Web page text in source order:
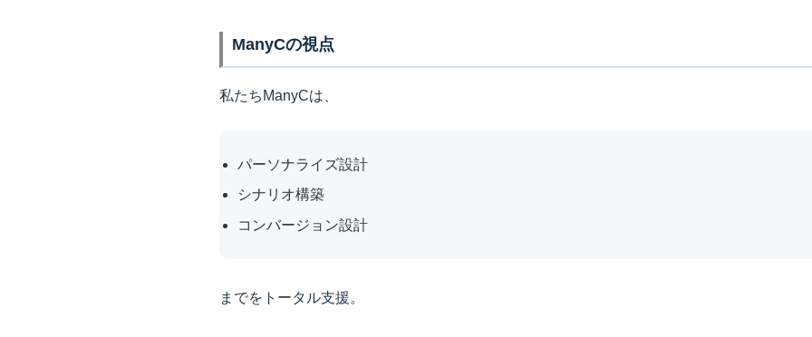
ManyCの視点
私たちManyCは、
パーソナライズ設計
シナリオ構築
コンバージョン設計
までをトータル支援。